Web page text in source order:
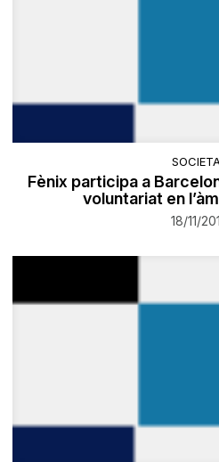
Fènix participa a
voluntariat en
18/11/